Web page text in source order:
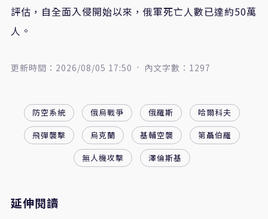
評估，自全面入侵開始以來，俄軍死亡人數已達約50萬
人。
更新時間：2026/08/05 17:50 內文字數：1297
防空系統 俄烏戰爭 俄羅斯
哈爾科夫
飛彈襲擊
烏克蘭 基輔空襲
第聶伯羅
無人機攻擊
澤倫斯基
延伸閱讀